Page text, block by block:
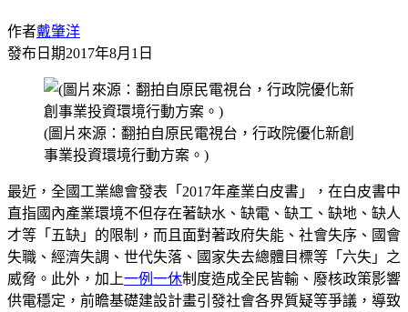
作者戴肇洋
發布日期2017年8月1日
(圖片來源：翻拍自原民電視台，行政院優化新創
事業投資環境行動方案。)
最近，全國工業總會發表「2017年產業白皮書」，在白皮書中
直指國內產業環境不但存在著缺水、缺電、缺工、缺地、缺人
才等「五缺」的限制，而且面對著政府失能、社會失序、國會
失職、經濟失調、世代失落、國家失去總體目標等「六失」之
威脅。此外，加上一例一休制度造成全民皆輸、廢核政策影響
供電穩定，前瞻基礎建設計畫引發社會各界質疑等爭議，導致